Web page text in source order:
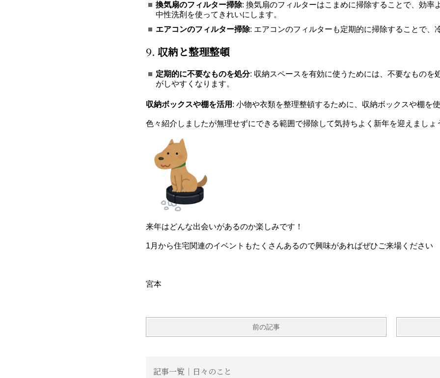
換気扇のフィルター掃除: 換気扇のフィルターはこまめに掃除することで、効
中性洗剤を使ってきれいにします。
エアコンのフィルター掃除: エアコンのフィルターも定期的に掃除することで
9. 収納と整理整頓
定期的に不要なものを処分: 収納スペースを有効に使うためには、不要なもの
がしやすくなります。
収納ボックスや棚を活用 : 小物や衣類を整理整頓するために、収納ボックスや棚を
色々紹介しましたが無理せずにできる範囲で掃除して気持ちよく新年を迎えましょ
来年はどんな出会いがあるのか楽しみです！
1月から住宅関連のイベントもたくさんあるので興味があればぜひご来場ください
宮本
前の記事
記事一覧｜日々のこと